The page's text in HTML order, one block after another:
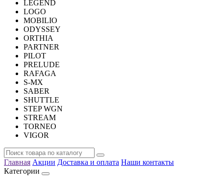
LEGEND
LOGO
MOBILIO
ODYSSEY
ORTHIA
PARTNER
PILOT
PRELUDE
RAFAGA
S-MX
SABER
SHUTTLE
STEP WGN
STREAM
TORNEO
VIGOR
Главная Акции Доставка и оплата Наши контакты
Категории